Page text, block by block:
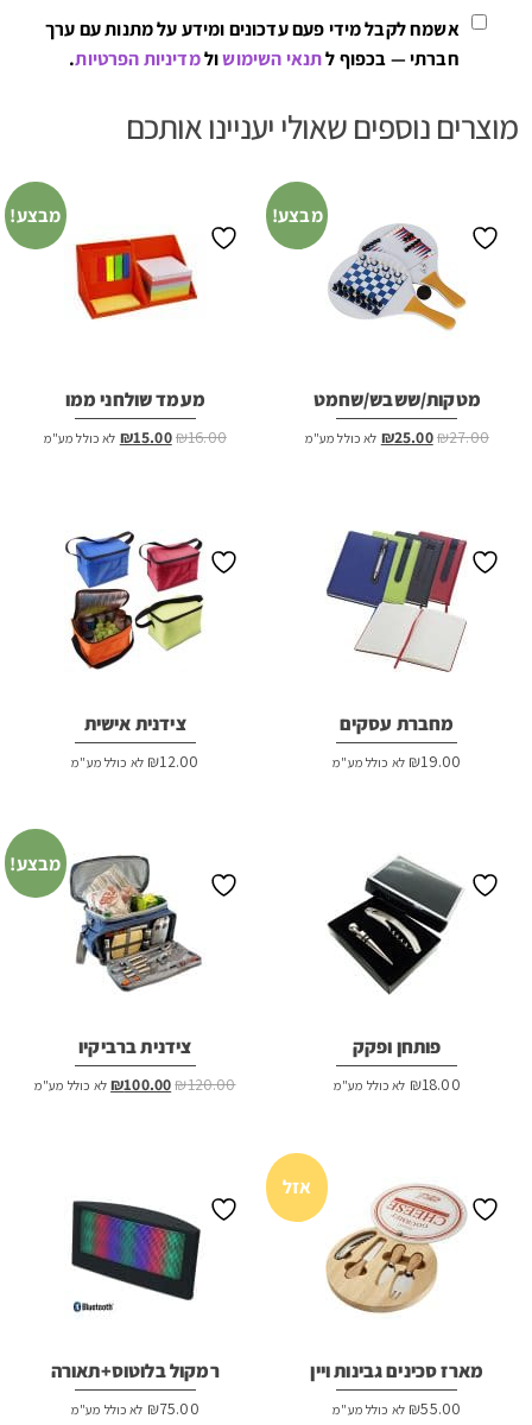
אשמח לקבל מידי פעם עדכונים ומידע על מתנות עם ערך
חברתי — בכפוף לתנאי השימושולמדיניות הפרטיות.
מוצרים נוספים שאולי יעניינו אותכם
מבצע!
מטקות/ששבש/שחמט
₪27.00
המחיר₪25.00 המחיר
לא כולל מע"מ
מבצע!
מעמד שולחני ממו
₪16.00
המחיר₪15.00 המחיר
לא כולל מע"מ
מחברת עסקים
₪19.00 לא כולל מע"מ
צידנית אישית
₪12.00 לא כולל מע"מ
פותחן ופקק
₪18.00 לא כולל מע"מ
מבצע!
צידנית ברביקיו
₪120.00
המחיר ₪100.00 המחיר
לא כולל מע"מ
אזל
מארז סכינים גבינות ויין
₪55.00 לא כולל מע"מ
רמקול בלוטוס+תאורה
₪75.00 לא כולל מע"מ